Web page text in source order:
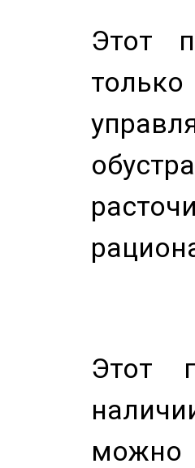
Этот
Этот
можно